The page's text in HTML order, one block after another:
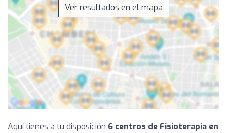
Ver resultados en el mapa
Aquí tienes a tu disposición 6 centros de Fisioterapia en